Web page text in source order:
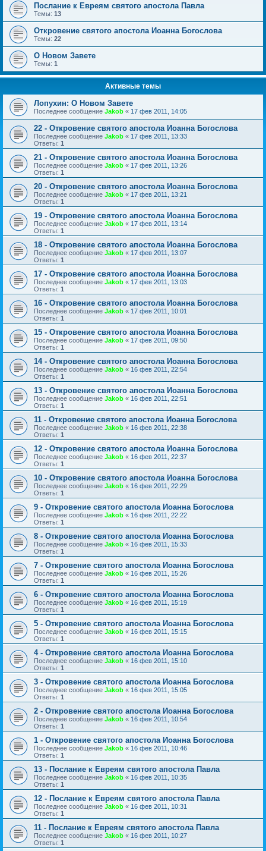
Послание к Евреям святого апостола Павла
Темы: 13
Откровение святого апостола Иоанна Богослова
Темы: 22
О Новом Завете
Темы: 1
Активные темы
Лопухин: О Новом Завете
Последнее сообщение Jakob « 17 фев 2011, 14:05
22 - Откровение святого апостола Иоанна Богослова
Последнее сообщение Jakob « 17 фев 2011, 13:33
Ответы: 1
21 - Откровение святого апостола Иоанна Богослова
Последнее сообщение Jakob « 17 фев 2011, 13:26
Ответы: 1
20 - Откровение святого апостола Иоанна Богослова
Последнее сообщение Jakob « 17 фев 2011, 13:21
Ответы: 1
19 - Откровение святого апостола Иоанна Богослова
Последнее сообщение Jakob « 17 фев 2011, 13:14
Ответы: 1
18 - Откровение святого апостола Иоанна Богослова
Последнее сообщение Jakob « 17 фев 2011, 13:07
Ответы: 1
17 - Откровение святого апостола Иоанна Богослова
Последнее сообщение Jakob « 17 фев 2011, 13:03
Ответы: 1
16 - Откровение святого апостола Иоанна Богослова
Последнее сообщение Jakob « 17 фев 2011, 10:01
Ответы: 1
15 - Откровение святого апостола Иоанна Богослова
Последнее сообщение Jakob « 17 фев 2011, 09:50
Ответы: 1
14 - Откровение святого апостола Иоанна Богослова
Последнее сообщение Jakob « 16 фев 2011, 22:54
Ответы: 1
13 - Откровение святого апостола Иоанна Богослова
Последнее сообщение Jakob « 16 фев 2011, 22:51
Ответы: 1
11 - Откровение святого апостола Иоанна Богослова
Последнее сообщение Jakob « 16 фев 2011, 22:38
Ответы: 1
12 - Откровение святого апостола Иоанна Богослова
Последнее сообщение Jakob « 16 фев 2011, 22:37
Ответы: 1
10 - Откровение святого апостола Иоанна Богослова
Последнее сообщение Jakob « 16 фев 2011, 22:29
Ответы: 1
9 - Откровение святого апостола Иоанна Богослова
Последнее сообщение Jakob « 16 фев 2011, 22:22
Ответы: 1
8 - Откровение святого апостола Иоанна Богослова
Последнее сообщение Jakob « 16 фев 2011, 15:33
Ответы: 1
7 - Откровение святого апостола Иоанна Богослова
Последнее сообщение Jakob « 16 фев 2011, 15:26
Ответы: 1
6 - Откровение святого апостола Иоанна Богослова
Последнее сообщение Jakob « 16 фев 2011, 15:19
Ответы: 1
5 - Откровение святого апостола Иоанна Богослова
Последнее сообщение Jakob « 16 фев 2011, 15:15
Ответы: 1
4 - Откровение святого апостола Иоанна Богослова
Последнее сообщение Jakob « 16 фев 2011, 15:10
Ответы: 1
3 - Откровение святого апостола Иоанна Богослова
Последнее сообщение Jakob « 16 фев 2011, 15:05
Ответы: 1
2 - Откровение святого апостола Иоанна Богослова
Последнее сообщение Jakob « 16 фев 2011, 10:54
Ответы: 1
1 - Откровение святого апостола Иоанна Богослова
Последнее сообщение Jakob « 16 фев 2011, 10:46
Ответы: 1
13 - Послание к Евреям святого апостола Павла
Последнее сообщение Jakob « 16 фев 2011, 10:35
Ответы: 1
12 - Послание к Евреям святого апостола Павла
Последнее сообщение Jakob « 16 фев 2011, 10:31
Ответы: 1
11 - Послание к Евреям святого апостола Павла
Последнее сообщение Jakob « 16 фев 2011, 10:27
Ответы: 1